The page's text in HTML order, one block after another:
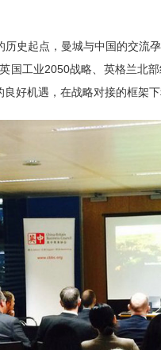
史起点，曼城与中国的交流
国工业2050战略、英格兰北
好机遇，在战略对接的框架下